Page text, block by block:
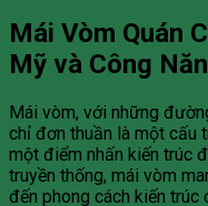
Mái Vòm Quán
Mỹ và Công
Mái vòm, với những
chỉ đơn thuần là một cấu
một điểm nhấn kiến trúc
truyền thống, mái vòm
đến phong cách kiến trúc